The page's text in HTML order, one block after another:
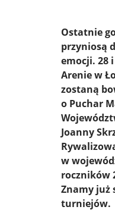
Ostatnie
przyniosą
emocji. 28
Arenie w
zostaną
o Puchar
Joanny
w
roczników
Znamy już
turniejów.